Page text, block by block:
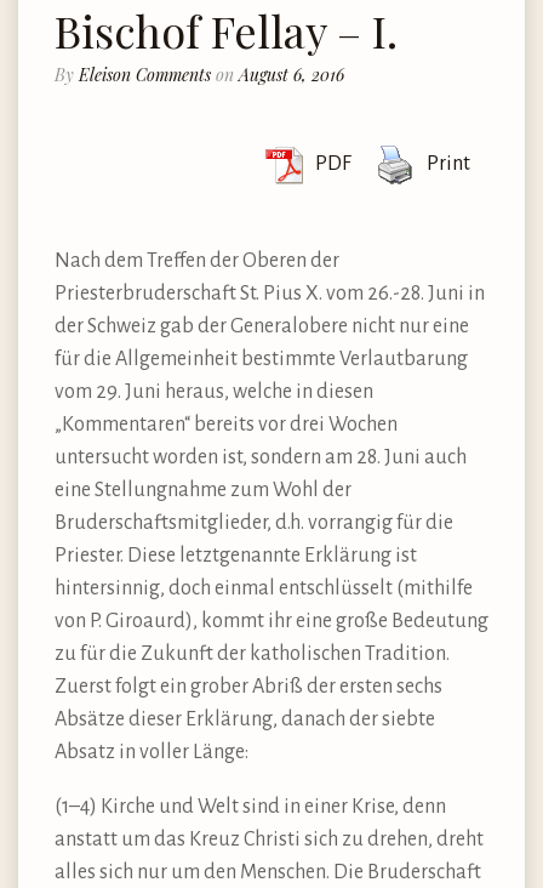
Bischof Fellay – I.
By Eleison Comments on August 6, 2016
PDF Print
Nach dem Treffen der Oberen der
Priesterbruderschaft St. Pius X. vom 26.-28. Juni in
der Schweiz gab der Generalobere nicht nur eine
für die Allgemeinheit bestimmte Verlautbarung
vom 29. Juni heraus, welche in diesen
„Kommentaren“ bereits vor drei Wochen
untersucht worden ist, sondern am 28. Juni auch
eine Stellungnahme zum Wohl der
Bruderschaftsmitglieder, d.h. vorrangig für die
Priester. Diese letztgenannte Erklärung ist
hintersinnig, doch einmal entschlüsselt (mithilfe
von P. Giroaurd), kommt ihr eine große Bedeutung
zu für die Zukunft der katholischen Tradition.
Zuerst folgt ein grober Abriß der ersten sechs
Absätze dieser Erklärung, danach der siebte
Absatz in voller Länge:
(1–4) Kirche und Welt sind in einer Krise, denn
anstatt um das Kreuz Christi sich zu drehen, dreht
alles sich nur um den Menschen. Die Bruderschaft